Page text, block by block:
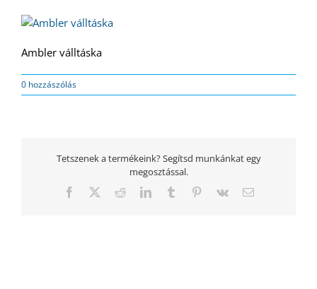
Ambler válltáska
0 hozzászólás
Tetszenek a termékeink? Segítsd munkánkat egy
megosztással.
Facebook
TwitterRedditLinkedInTumblr Pinterest
Vk Email: